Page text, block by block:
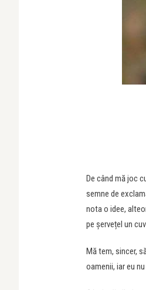
De când mă joc
semne de
nota o idee,
pe șervețel un
Mă tem, sincer,
oamenii, iar eu